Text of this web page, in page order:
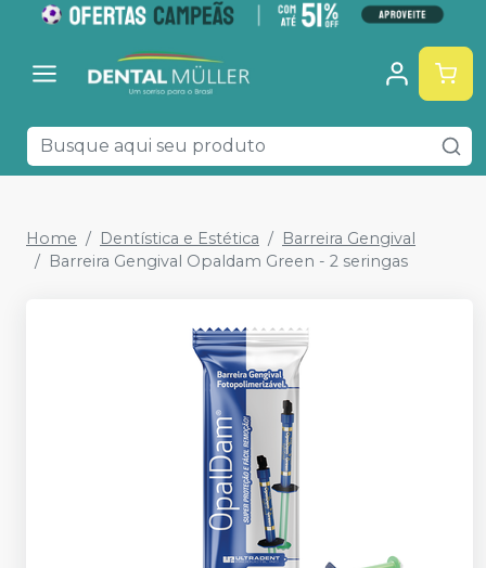
Home Dentística e Estética
Barreira Gengival
Barreira Gengival Opaldam Green - 2 seringas